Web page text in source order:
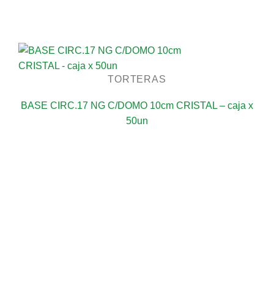
TORTERAS
BASE CIRC.17 NG C/DOMO 10cm CRISTAL – caja x
50un